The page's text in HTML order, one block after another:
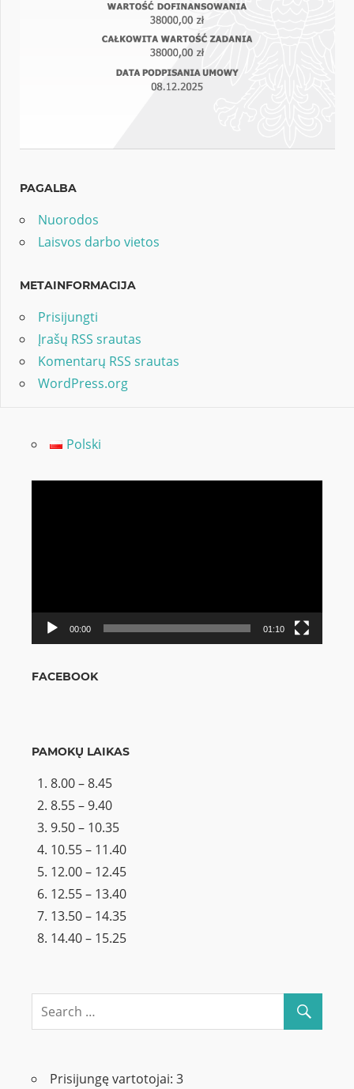
PAGALBA
Nuorodos
Laisvos darbo vietos
METAINFORMACIJA
Prisijungti
Įrašų RSS srautas
Komentarų RSS srautas
WordPress.org
Polski
00:00 01:10
FACEBOOK
PAMOKŲ LAIKAS
8.00 – 8.45
8.55 – 9.40
9.50 – 10.35
10.55 – 11.40
12.00 – 12.45
12.55 – 13.40
13.50 – 14.35
14.40 – 15.25
Prisijungę vartotojai: 3